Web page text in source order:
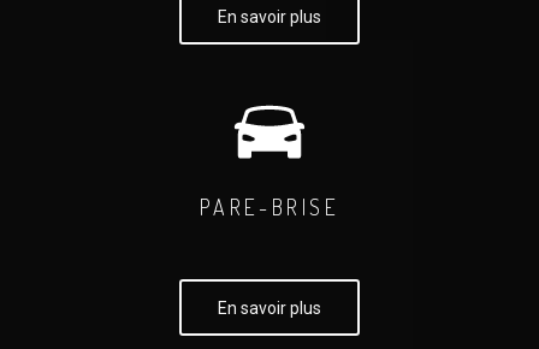
En savoir plus
PARE-BRISE
En savoir plus